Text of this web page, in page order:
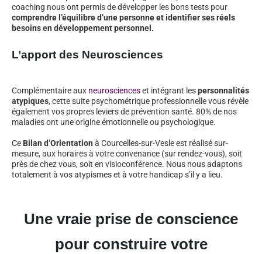
coaching nous ont permis de développer les bons tests pour
comprendre l’équilibre d’une personne et identifier ses réels
besoins en développement personnel.
L’apport des Neurosciences
Complémentaire aux neuroscienceset intégrant lespersonnalités
atypiques, cette suite psychométrique professionnelle vous révèle
également vos propres leviers de prévention santé. 80% de nos
maladies ont une origine émotionnelle ou psychologique.
Ce Bilan d’Orientation à Courcelles-sur-Vesle est réalisé sur-
mesure, aux horaires à votre convenance (sur rendez-vous), soit
près de chez vous, soit en visioconférence. Nous nous adaptons
totalement à vos atypismes et à votre handicap s’il y a lieu.
Une vraie prise de conscience
pour construire votre